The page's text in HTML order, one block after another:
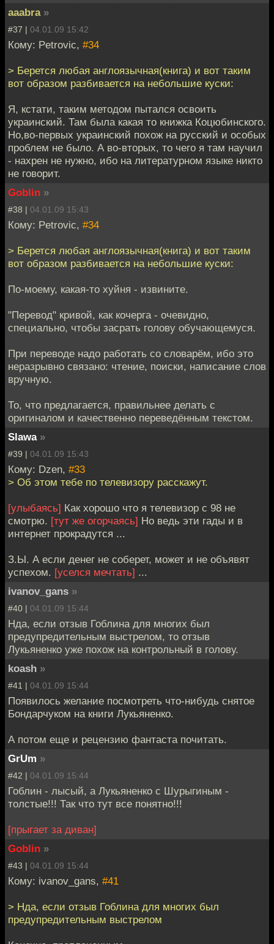
aaabra »
#37 | 04.01.09 15:42
Кому: Petrovic, #34
> Берется любая англоязычная(книга) и вот таким
вот образом разбивается на небольшие куски:
Я, кстати, таким методом пытался освоить
украинский. Там была какая то книжка Коцюбинского.
Но,во-первых украинский похож на русский и особых
проблем не было. А во-вторых, то чего я там научил
- нахрен не нужно, ибо на литературном языке никто
не говорит.
Goblin »
#38 | 04.01.09 15:43
Кому: Petrovic, #34
> Берется любая англоязычная(книга) и вот таким
вот образом разбивается на небольшие куски:
По-моему, какая-то хуйня - извините.
"Перевод" кривой, как кочерга - очевидно,
специально, чтобы засрать голову обучающемуся.
При переводе надо работать со словарём, ибо это
неразрывно связано: чтение, поиски, написание слов
вручную.
То, что предлагается, правильнее делать с
оригиналом и качественно переведённым текстом.
Slawa »
#39 | 04.01.09 15:43
Кому: Dzen, #33
> Об этом тебе по телевизору расскажут.
[улыбаясь] Как хорошо что я телевизор с 98 не
смотрю. [тут же огорчаясь] Но ведь эти гады и в
интернет прокрадутся ...
З.Ы. А если денег не соберет, может и не объявят
успехом. [уселся мечтать] ...
ivanov_gans »
#40 | 04.01.09 15:44
Нда, если отзыв Гоблина для многих был
предупредительным выстрелом, то отзыв
Лукьяненко уже похож на контрольный в голову.
koash »
#41 | 04.01.09 15:44
Появилось желание посмотреть что-нибудь снятое
Бондарчуком на книги Лукьяненко.
А потом еще и рецензию фантаста почитать.
GrUm »
#42 | 04.01.09 15:44
Гоблин - лысый, а Лукьяненко с Шурыгиным -
толстые!!! Так что тут все понятно!!!
[прыгает за диван]
Goblin »
#43 | 04.01.09 15:44
Кому: ivanov_gans, #41
> Нда, если отзыв Гоблина для многих был
предупредительным выстрелом